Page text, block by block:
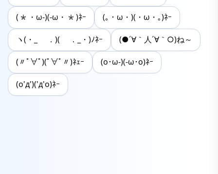
(*・ω-)(-ω・*)ﾈｰ (｡・ω・)(・ω・｡)ﾈｰ
ヽ(・_ ．)( ．_・)ﾉﾈｰ (●´∀｀人´∀｀○)ね～
(〃ﾟ∀ﾟ)(ﾟ∀ﾟ〃)ﾈｪｰ (о･ω-)(-ω･о)ﾈｰ
(o'д')('д'o)ﾈｰ